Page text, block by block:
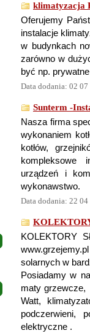
klimatyzacja
Oferujemy
instalacje
w budynkach
zarówno w
być np.
Data dodania: 02
Sunterm -
Nasza firma
wykonaniem
kotłów,
kompleksowe
urządzeń i
wykonawstwo.
Data dodania: 22
KOLEKTORY
solarnych w
Posiadamy w
maty grzewcze,
Watt,
podczerwieni,
elektryczne .